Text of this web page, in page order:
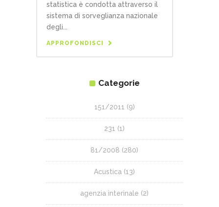
statistica è condotta attraverso il
sistema di sorveglianza nazionale
degli...
APPROFONDISCI
Categorie
151/2011 (9)
231 (1)
81/2008 (280)
Acustica (13)
agenzia interinale (2)